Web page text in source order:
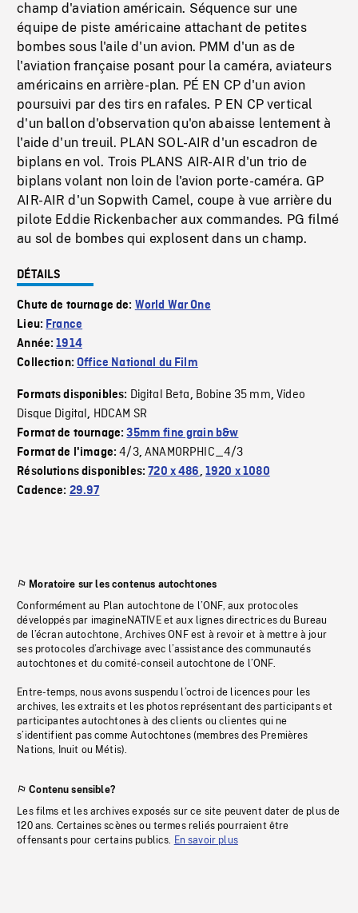
champ d'aviation américain. Séquence sur une
équipe de piste américaine attachant de petites
bombes sous l'aile d'un avion. PMM d'un as de
l'aviation française posant pour la caméra, aviateurs
américains en arrière-plan. PÉ EN CP d'un avion
poursuivi par des tirs en rafales. P EN CP vertical
d'un ballon d'observation qu'on abaisse lentement à
l'aide d'un treuil. PLAN SOL-AIR d'un escadron de
biplans en vol. Trois PLANS AIR-AIR d'un trio de
biplans volant non loin de l'avion porte-caméra. GP
AIR-AIR d'un Sopwith Camel, coupe à vue arrière du
pilote Eddie Rickenbacher aux commandes. PG filmé
au sol de bombes qui explosent dans un champ.
DÉTAILS
Chute de tournage de: World War One
Lieu: France
Année:1914
Collection:Office National du Film
Formats disponibles: Digital Beta, Bobine 35 mm,Video
Disque Digital, HDCAM SR
Format de tournage:35mm fine grain b&w
Format de l'image:4/3,ANAMORPHIC_4/3
Résolutions disponibles:720 x 486, 1920 x 1080
Cadence: 29.97
Moratoire sur les contenus autochtones
Conformément au Plan autochtone de l’ONF, aux protocoles
développés par imagineNATIVE et aux lignes directrices du Bureau
de l’écran autochtone, Archives ONF est à revoir et à mettre à jour
ses protocoles d’archivage avec l’assistance des communautés
autochtones et du comité-conseil autochtone de l’ONF.
Entre-temps, nous avons suspendu l’octroi de licences pour les
archives, les extraits et les photos représentant des participants et
participantes autochtones à des clients ou clientes qui ne
s’identifient pas comme Autochtones (membres des Premières
Nations, Inuit ou Métis).
Contenu sensible?
Les films et les archives exposés sur ce site peuvent dater de plus de
120 ans. Certaines scènes ou termes reliés pourraient être
offensants pour certains publics. En savoir plus